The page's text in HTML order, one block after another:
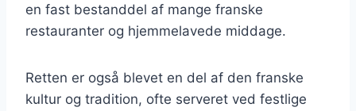
en fast bestanddel af mange franske
restauranter og hjemmelavede middage.
Retten er også blevet en del af den franske
kultur og tradition, ofte serveret ved festlige